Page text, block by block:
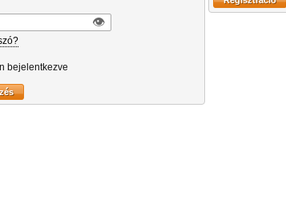
👁︎
bejelentkezve